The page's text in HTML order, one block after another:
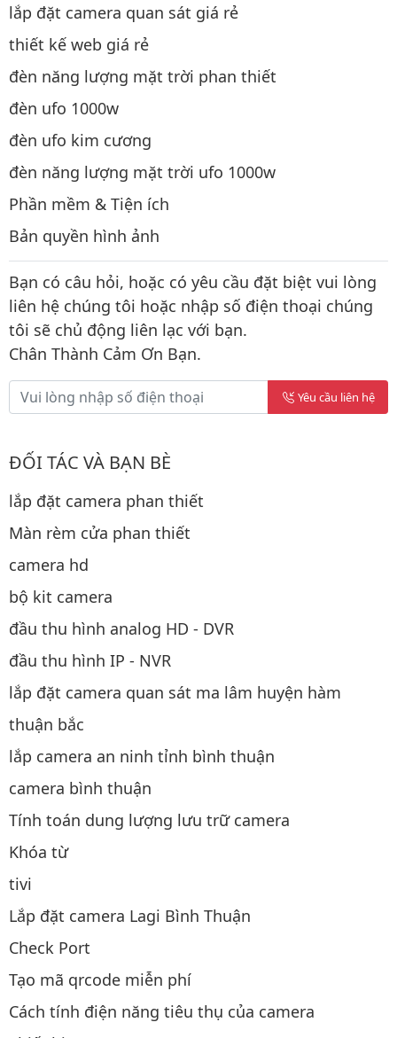
lắp đặt camera quan sát giá rẻ
thiết kế web giá rẻ
đèn năng lượng mặt trời phan thiết
đèn ufo 1000w
đèn ufo kim cương
đèn năng lượng mặt trời ufo 1000w
Phần mềm & Tiện ích
Bản quyền hình ảnh
Bạn có câu hỏi, hoặc có yêu cầu đặt biệt vui lòng
liên hệ chúng tôi hoặc nhập số điện thoại chúng
tôi sẽ chủ động liên lạc với bạn.
Chân Thành Cảm Ơn Bạn.
Yêu cầu liên hệ
ĐỐI TÁC VÀ BẠN BÈ
lắp đặt camera phan thiết
Màn rèm cửa phan thiết
camera hd
bộ kit camera
đầu thu hình analog HD - DVR
đầu thu hình IP - NVR
lắp đặt camera quan sát ma lâm huyện hàm
thuận bắc
lắp camera an ninh tỉnh bình thuận
camera bình thuận
Tính toán dung lượng lưu trữ camera
Khóa từ
tivi
Lắp đặt camera Lagi Bình Thuận
Check Port
Tạo mã qrcode miễn phí
Cách tính điện năng tiêu thụ của camera